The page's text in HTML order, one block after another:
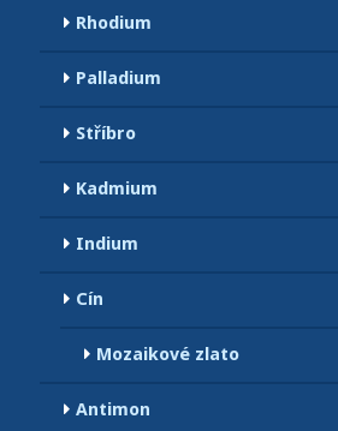
Rhodium
Palladium
Stříbro
Kadmium
Indium
Cín
Mozaikové zlato
Antimon